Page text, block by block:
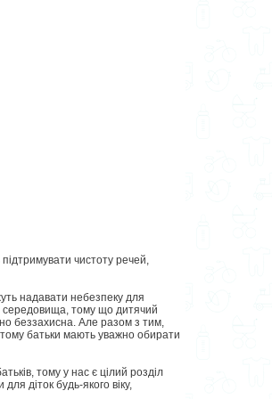
чистоту речей,
надавати небезпеку для
середовища, тому що дитячий
беззахисна. Але разом з тим,
батьки мають уважно обирати
тому у нас є цілий розділ
діток будь-якого віку,